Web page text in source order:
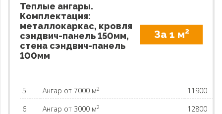
Теплые ангары.
Комплектация:
металлокаркас, кровля
сэндвич-панель 150мм,
стена сэндвич-панель
100мм
За 1 м2
5 Ангар от 7000 м2
11900
6
Ангар от 3000 м2
12800